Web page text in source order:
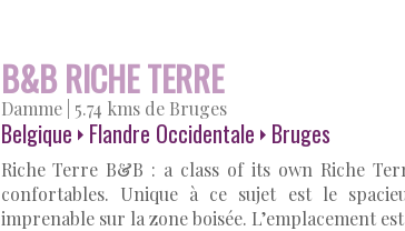
B&B RICHE TERRE
Damme 5.74 kms de Bruges
Belgique Flandre Occidentale Bruges
Riche Terre B&B : a class of its own Riche
confortables. Unique à ce sujet est le
imprenable sur la zone boisée. L’emplacement